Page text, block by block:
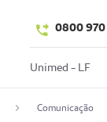
0800
Unimed - LF
Comunicação